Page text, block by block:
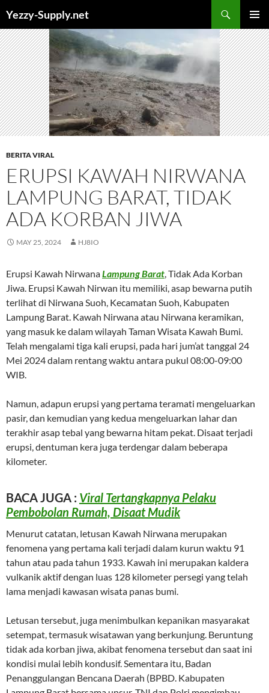
content
Yezzy-Supply.net
MENU
BERITA VIRAL
ERUPSI KAWAH NIRWANA
LAMPUNG BARAT, TIDAK
ADA KORBAN JIWA
MAY 25, 2024 HJ8IO
Erupsi Kawah NirwanaLampung Barat, Tidak Ada Korban
Jiwa. Erupsi Kawah Nirwan itu memiliki, asap bewarna putih
terlihat di Nirwana Suoh, Kecamatan Suoh, Kabupaten
Lampung Barat. Kawah Nirwana atau Nirwana keramikan,
yang masuk ke dalam wilayah Taman Wisata Kawah Bumi.
Telah mengalami tiga kali erupsi, pada hari jum’at tanggal 24
Mei 2024 dalam rentang waktu antara pukul 08:00-09:00
WIB.
Namun, adapun erupsi yang pertama teramati mengeluarkan
pasir, dan kemudian yang kedua mengeluarkan lahar dan
terakhir asap tebal yang bewarna hitam pekat. Disaat terjadi
erupsi, dentuman kera juga terdengar dalam beberapa
kilometer.
BACA JUGA : Viral Tertangkapnya Pelaku
Pembobolan Rumah, Disaat Mudik
Menurut catatan, letusan Kawah Nirwana merupakan
fenomena yang pertama kali terjadi dalam kurun waktu 91
tahun atau pada tahun 1933. Kawah ini merupakan kaldera
vulkanik aktif dengan luas 128 kilometer persegi yang telah
lama menjadi kawasan wisata panas bumi.
Letusan tersebut, juga menimbulkan kepanikan masyarakat
setempat, termasuk wisatawan yang berkunjung. Beruntung
tidak ada korban jiwa, akibat fenomena tersebut dan saat ini
kondisi mulai lebih kondusif. Sementara itu, Badan
Penanggulangan Bencana Daerah (BPBD. Kabupaten